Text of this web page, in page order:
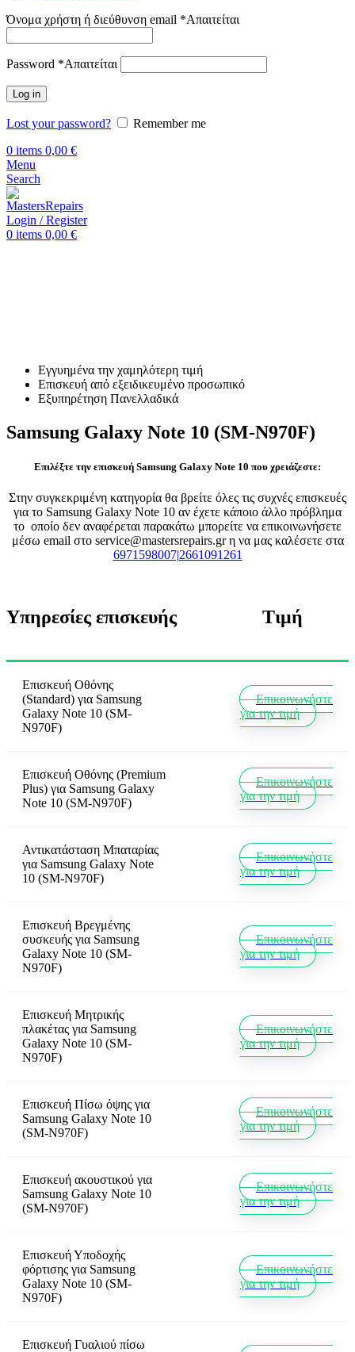
Όνομα χρήστη ή διεύθυνση email *Απαιτείται
Password *Απαιτείται
Log in
Lost your password?
Remember me
0 items 0,00 €
Menu
Search
Login / Register
0 items 0,00 €
Εγγυημένα την χαμηλότερη τιμή
Επισκευή από εξειδικευμένο προσωπικό
Εξυπηρέτηση Πανελλαδικά
Samsung Galaxy Note 10 (SM-N970F)
Επιλέξτε την επισκευή Samsung Galaxy Note 10 που χρειάζεστε:
Στην συγκεκριμένη κατηγορία θα βρείτε όλες τις συχνές επισκευές
για το Samsung Galaxy Note 10 αν έχετε κάποιο άλλο πρόβλημα
το οποίο δεν αναφέρεται παρακάτω μπορείτε να επικοινωνήσετε
μέσω email στο service@mastersrepairs.gr η να μας καλέσετε στα
6971598007|2661091261
Υπηρεσίες επισκευής Τιμή
Επισκευή Οθόνης
(Standard) για Samsung
Galaxy Note 10 (SM-
N970F)
Επικοινωνήστε
για την τιμή
Επισκευή Οθόνης (Premium
Plus) για Samsung Galaxy
Note 10 (SM-N970F)
Επικοινωνήστε
για την τιμή
Αντικατάσταση Μπαταρίας
για Samsung Galaxy Note
10 (SM-N970F)
Επικοινωνήστε
για την τιμή
Επισκευή Βρεγμένης
συσκευής για Samsung
Galaxy Note 10 (SM-
N970F)
Επικοινωνήστε
για την τιμή
Επισκευή Μητρικής
πλακέτας για Samsung
Galaxy Note 10 (SM-
N970F)
Επικοινωνήστε
για την τιμή
Επισκευή Πίσω όψης για
Samsung Galaxy Note 10
(SM-N970F)
Επικοινωνήστε
για την τιμή
Επισκευή ακουστικού για
Samsung Galaxy Note 10
(SM-N970F)
Επικοινωνήστε
για την τιμή
Επισκευή Υποδοχής
φόρτισης για Samsung
Galaxy Note 10 (SM-
N970F)
Επικοινωνήστε
για την τιμή
Επισκευή Γυαλιού πίσω